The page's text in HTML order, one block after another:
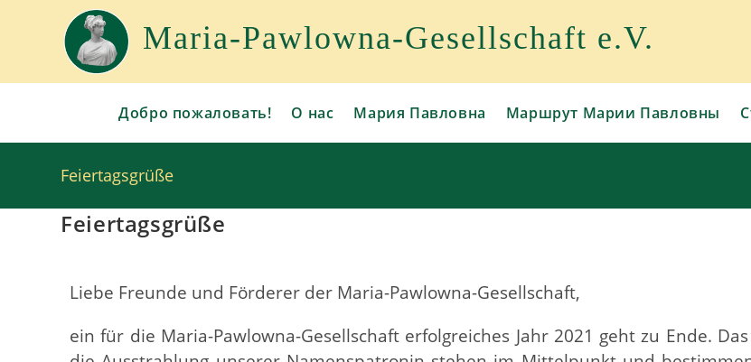
Maria-Pawlowna-Gesellschaft e.V.
Добро пожаловать! О нас Мария Павловна Маршрут Марии Павловны
Feiertagsgrüße
Feiertagsgrüße
Liebe Freunde und Förderer der Maria-Pawlowna-Gesellschaft,
ein für die Maria-Pawlowna-Gesellschaft erfolgreiches Jahr 2021 geht zu Ende.